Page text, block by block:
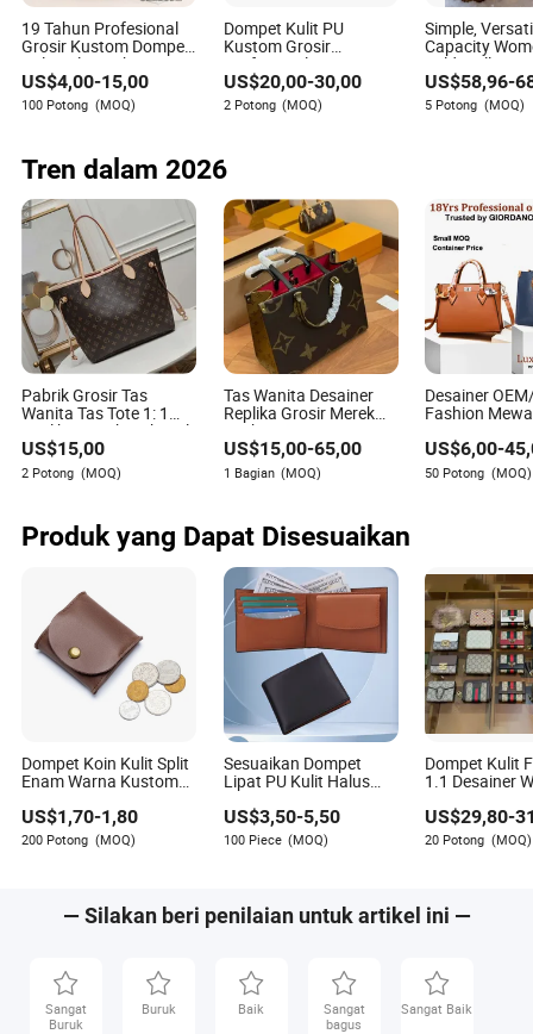
19 Tahun Profesional
Grosir Kustom Dompet
Kulit Asli untuk Tempat
Kartu Desainer Pintar
Mewah Wanita Pria
Telepon Sihir PU Wanita
US$4,00-15,00
100 Potong (MOQ)
Dompet Kulit PU
Kustom Grosir
Profesional Desainer
Cerdas Mewah Wanita
Sihir Dompet Wanita
untuk Tempat Kartu
US$20,00-30,00
2 Potong (MOQ)
Simple,
Capacity
Fold Wallet
US$58,96-
5 Potong (MOQ)
Tren dalam 2026
Pabrik Grosir Tas
Wanita Tas Tote 1: 1
Replika Merek Terkenal
5. Tas Wanita AAA
Fashion Dompet Tas
Mewah Tas Desainer
US$15,00
2 Potong (MOQ)
Tas Wanita Desainer
Replika Grosir Merek
Fashion Tas Tote
Onthego Tas Belanja
Wanita Bahu 5A Tas
US$15,00-65,00
1 Bagian (MOQ)
Desainer
Fashion
Selempang
Grosir Tas
Sekolah
US$6,00-
50 Potong (MOQ)
Produk yang Dapat Disesuaikan
Dompet Koin Kulit Split
Enam Warna Kustom
US$1,70-1,80
200 Potong (MOQ)
Sesuaikan Dompet
Lipat PU Kulit Halus
US$3,50-5,50
100 Piece (MOQ)
Dompet Kulit
1.1 Desainer
Cetakan
US$29,80-
20 Potong (MOQ)
— Silakan beri penilaian untuk artikel ini —
Sangat
Buruk
Buruk Baik
Sangat
bagus
Sangat Baik